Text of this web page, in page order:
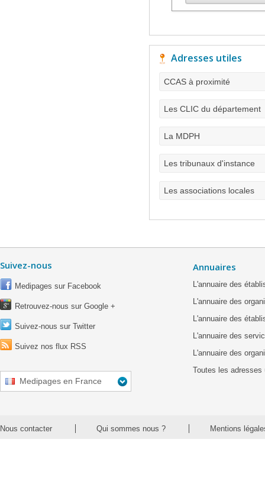
Adresses utiles
CCAS à proximité
Les CLIC du département
La MDPH
Les tribunaux d'instance
Les associations locales
Suivez-nous
Medipages sur Facebook
Retrouvez-nous sur Google +
Suivez-nous sur Twitter
Suivez nos flux RSS
Medipages en France
Annuaires
L'annuaire des
L'annuaire des
L'annuaire des
L'annuaire des
L'annuaire des
Toutes les adresses
Nous contacter Qui sommes nous ? Mentions